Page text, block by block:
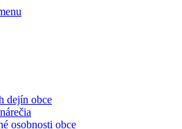
dejín obce
osobnosti obce